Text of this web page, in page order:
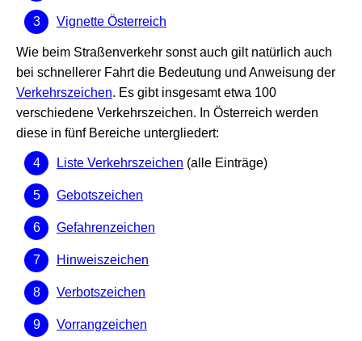
Vignette Österreich
Wie beim Straßenverkehr sonst auch gilt natürlich auch
bei schnellerer Fahrt die Bedeutung und Anweisung der
Verkehrszeichen. Es gibt insgesamt etwa 100
verschiedene Verkehrszeichen. In Österreich werden
diese in fünf Bereiche untergliedert:
Liste Verkehrszeichen (alle Einträge)
Gebotszeichen
Gefahrenzeichen
Hinweiszeichen
Verbotszeichen
Vorrangzeichen